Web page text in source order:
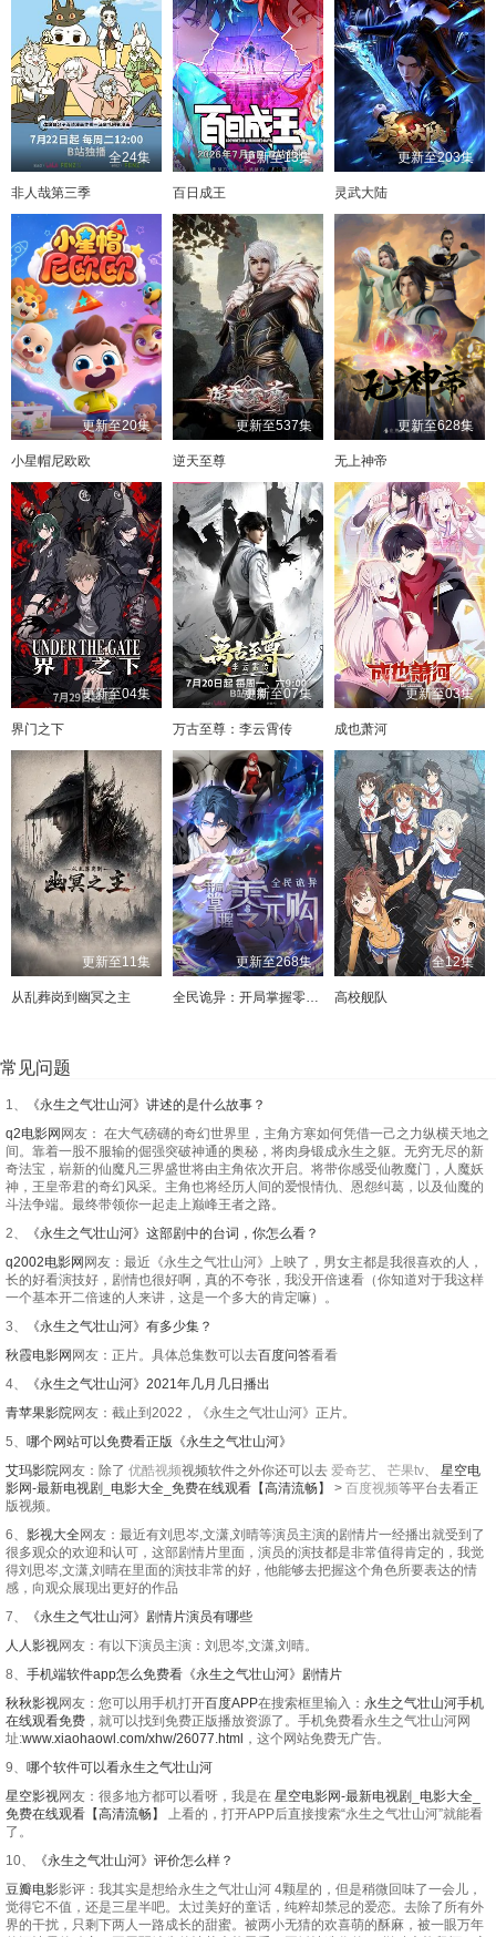
全24集
非人哉第三季
更新至13集
百日成王
更新至203集
灵武大陆
更新至20集
小星帽尼欧欧
更新至537集
逆天至尊
更新至628集
无上神帝
更新至04集
界门之下
更新至07集
万古至尊：李云霄传
更新至03集
成也萧河
更新至11集
从乱葬岗到幽冥之主
更新至268集
全民诡异：开局掌握零元购·动态漫画
全12集
高校舰队
常见问题
1、
《永生之气壮山河》讲述的是什么故事？
q2电影网网友： 在大气磅礴的奇幻世界里，主角方寒如何凭借一己之力纵横天地之
间。靠着一股不服输的倔强突破神通的奥秘，将肉身锻成永生之躯。无穷无尽的新
奇法宝，崭新的仙魔凡三界盛世将由主角依次开启。将带你感受仙教魔门，人魔妖
神，王皇帝君的奇幻风采。主角也将经历人间的爱恨情仇、恩怨纠葛，以及仙魔的
斗法争端。最终带领你一起走上巅峰王者之路。
2、
《永生之气壮山河》这部剧中的台词，你怎么看？
q2002电影网网友：最近《永生之气壮山河》上映了，男女主都是我很喜欢的人，
长的好看演技好，剧情也很好啊，真的不夸张，我没开倍速看（你知道对于我这样
一个基本开二倍速的人来讲，这是一个多大的肯定嘛）。
3、
《永生之气壮山河》有多少集？
秋霞电影网网友：正片。具体总集数可以去百度问答看看
4、
《永生之气壮山河》2021年几月几日播出
青苹果影院网友：截止到2022，《永生之气壮山河》正片。
5、 哪个网站可以免费看正版《永生之气壮山河》
艾玛影院网友：除了 优酷视频视频软件之外你还可以去 爱奇艺、 芒果tv、 星空电
影网-最新电视剧_电影大全_免费在线观看【高清流畅】 > 百度视频等平台去看正
版视频。
6、 影视大全网友：最近有刘思岑,文潇,刘晴等演员主演的剧情片一经播出就受到了
很多观众的欢迎和认可，这部剧情片里面，演员的演技都是非常值得肯定的，我觉
得刘思岑,文潇,刘晴在里面的演技非常的好，他能够去把握这个角色所要表达的情
感，向观众展现出更好的作品
7、
《永生之气壮山河》剧情片演员有哪些
人人影视网友：有以下演员主演：刘思岑,文潇,刘晴。
8、 手机端软件app怎么免费看《永生之气壮山河》剧情片
秋秋影视网友：您可以用手机打开百度APP在搜索框里输入： 永生之气壮山河手机
在线观看免费 ，就可以找到免费正版播放资源了。手机免费看永生之气壮山河网
址:www.xiaohaowl.com/xhw/26077.html ，这个网站免费无广告。
9、 哪个软件可以看永生之气壮山河
星空影视网友：很多地方都可以看呀，我是在 星空电影网-最新电视剧_电影大全_
免费在线观看【高清流畅】
上看的，打开APP后直接搜索“永生之气壮山河”就能看
了。
10、
《永生之气壮山河》评价怎么样？
豆瓣电影影评：我其实是想给永生之气壮山河 4颗星的，但是稍微回味了一会儿，
觉得它不值，还是三星半吧。太过美好的童话，纯粹却禁忌的爱恋。去除了所有外
界的干扰，只剩下两人一路成长的甜蜜。被两小无猜的欢喜萌的酥麻，被一眼万年